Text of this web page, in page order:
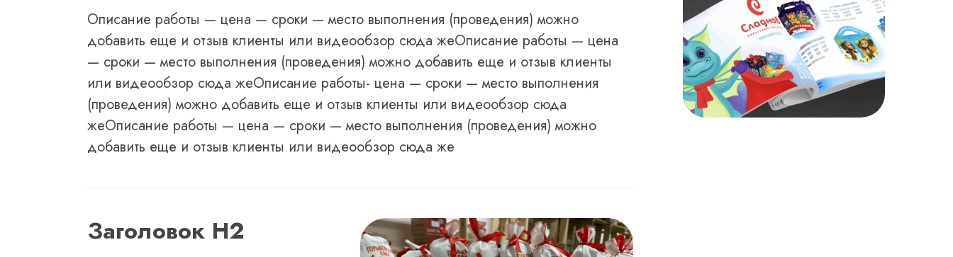
Описание работы — цена — сроки — место выполнения (проведения) можно
добавить еще и отзыв клиенты или видеообзор сюда жеОписание работы — цена
— сроки — место выполнения (проведения) можно добавить еще и отзыв клиенты
или видеообзор сюда жеОписание работы- цена — сроки — место выполнения
(проведения) можно добавить еще и отзыв клиенты или видеообзор сюда
жеОписание работы — цена — сроки — место выполнения (проведения) можно
добавить еще и отзыв клиенты или видеообзор сюда же
Заголовок Н2